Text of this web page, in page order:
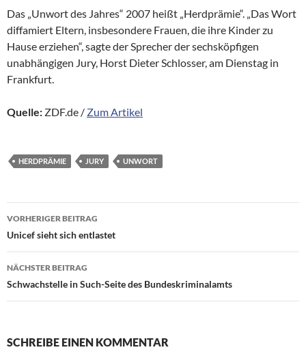
Das „Unwort des Jahres“ 2007 heißt „Herdprämie“. „Das Wort
diffamiert Eltern, insbesondere Frauen, die ihre Kinder zu
Hause erziehen“, sagte der Sprecher der sechsköpfigen
unabhängigen Jury, Horst Dieter Schlosser, am Dienstag in
Frankfurt.
Quelle: ZDF.de / Zum Artikel
HERDPRÄMIE JURY UNWORT
Beitragsnavigation
VORHERIGER BEITRAG
Unicef sieht sich entlastet
NÄCHSTER BEITRAG
Schwachstelle in Such-Seite des Bundeskriminalamts
SCHREIBE EINEN KOMMENTAR